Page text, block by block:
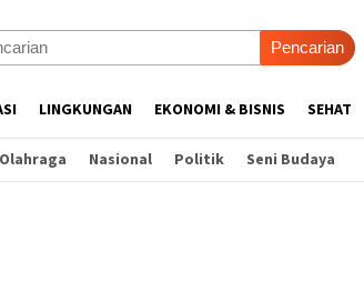
Pencarian
LINGKUNGAN EKONOMI & BISNIS SEHAT
Olahraga Nasional Politik Seni Budaya